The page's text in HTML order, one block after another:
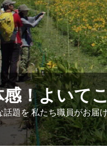
！よいて
話題を 私たち職員がお届